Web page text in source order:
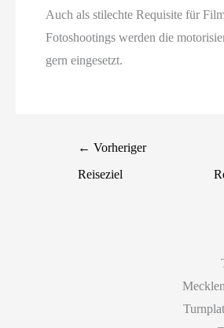
Auch als stilechte Requisite für
Fotoshootings werden die
gern eingesetzt.
← Vorheriger
Reiseziel